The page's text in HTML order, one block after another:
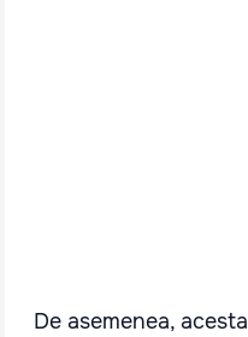
De asemenea,